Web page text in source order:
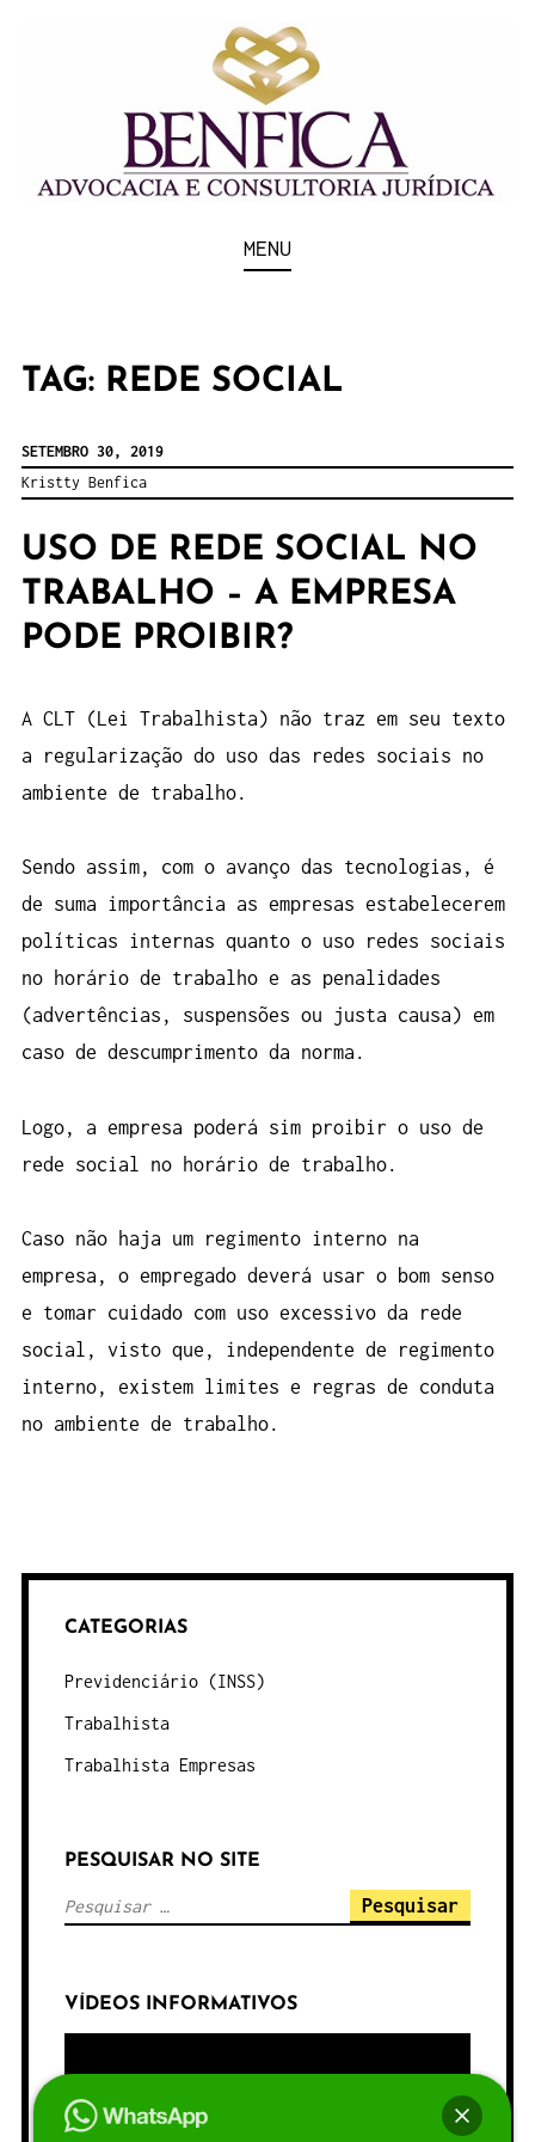
BENFICA
CONSULTORIA
MENU
TAG: REDE SOCIAL
SETEMBRO 30, 2019
Kristty Benfica
USO DE REDE SOCIAL NO
TRABALHO – A EMPRESA
PODE PROIBIR?
A CLT (Lei Trabalhista) não traz em seu texto
a regularização do uso das redes sociais no
ambiente de trabalho.
Sendo assim, com o avanço das tecnologias, é
de suma importância as empresas estabelecerem
políticas internas quanto o uso redes sociais
no horário de trabalho e as penalidades
(advertências, suspensões ou justa causa) em
caso de descumprimento da norma.
Logo, a empresa poderá sim proibir o uso de
rede social no horário de trabalho.
Caso não haja um regimento interno na
empresa, o empregado deverá usar o bom senso
e tomar cuidado com uso excessivo da rede
social, visto que, independente de regimento
interno, existem limites e regras de conduta
no ambiente de trabalho.
CATEGORIAS
Previdenciário (INSS)
Trabalhista
Trabalhista Empresas
PESQUISAR NO SITE
VÍDEOS INFORMATIVOS
de
vídeo